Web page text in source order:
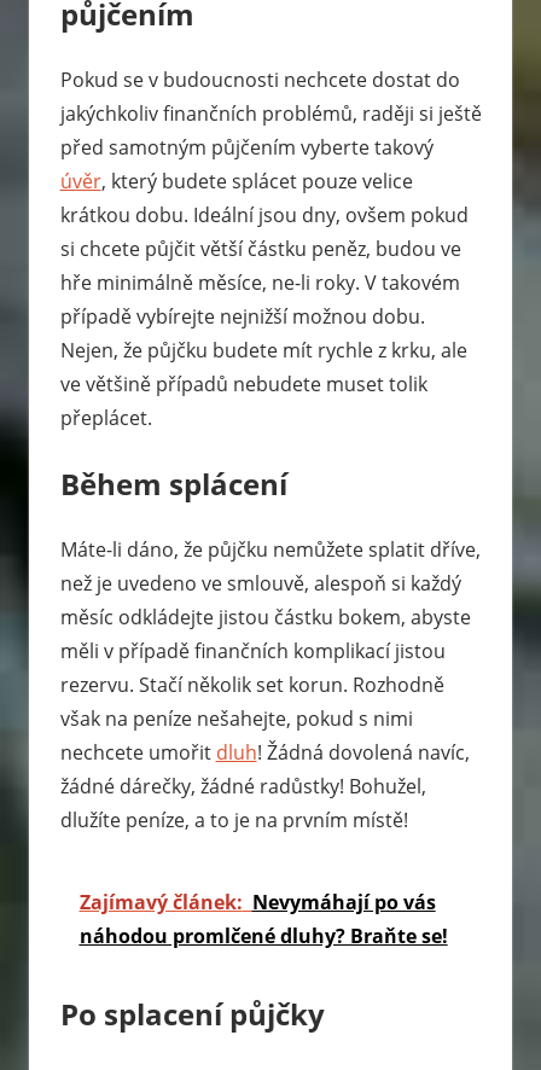
půjčením
Pokud se v budoucnosti nechcete dostat do
jakýchkoliv finančních problémů, raději si ještě
před samotným půjčením vyberte takový
úvěr, který budete splácet pouze velice
krátkou dobu. Ideální jsou dny, ovšem pokud
si chcete půjčit větší částku peněz, budou ve
hře minimálně měsíce, ne-li roky. V takovém
případě vybírejte nejnižší možnou dobu.
Nejen, že půjčku budete mít rychle z krku, ale
ve většině případů nebudete muset tolik
přeplácet.
Během splácení
Máte-li dáno, že půjčku nemůžete splatit dříve,
než je uvedeno ve smlouvě, alespoň si každý
měsíc odkládejte jistou částku bokem, abyste
měli v případě finančních komplikací jistou
rezervu. Stačí několik set korun. Rozhodně
však na peníze nešahejte, pokud s nimi
nechcete umořit dluh! Žádná dovolená navíc,
žádné dárečky, žádné radůstky! Bohužel,
dlužíte peníze, a to je na prvním místě!
Zajímavý článek: Nevymáhají po vás
náhodou promlčené dluhy? Braňte se!
Po splacení půjčky